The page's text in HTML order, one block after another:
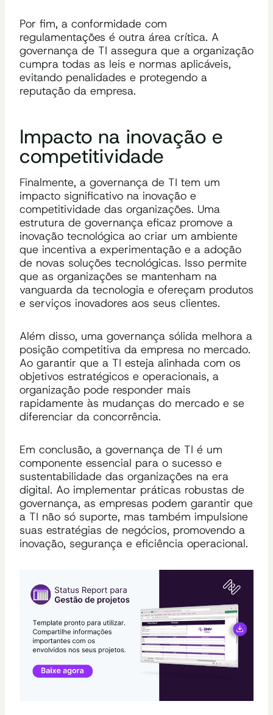
Por fim, a conformidade com
regulamentações é outra área crítica. A
governança de TI assegura que a organização
cumpra todas as leis e normas aplicáveis,
evitando penalidades e protegendo a
reputação da empresa.
Impacto na inovação e
competitividade
Finalmente, a governança de TI tem um
impacto significativo na inovação e
competitividade das organizações. Uma
estrutura de governança eficaz promove a
inovação tecnológica ao criar um ambiente
que incentiva a experimentação e a adoção
de novas soluções tecnológicas. Isso permite
que as organizações se mantenham na
vanguarda da tecnologia e ofereçam produtos
e serviços inovadores aos seus clientes.
Além disso, uma governança sólida melhora a
posição competitiva da empresa no mercado.
Ao garantir que a TI esteja alinhada com os
objetivos estratégicos e operacionais, a
organização pode responder mais
rapidamente às mudanças do mercado e se
diferenciar da concorrência.
Em conclusão, a governança de TI é um
componente essencial para o sucesso e
sustentabilidade das organizações na era
digital. Ao implementar práticas robustas de
governança, as empresas podem garantir que
a TI não só suporte, mas também impulsione
suas estratégias de negócios, promovendo a
inovação, segurança e eficiência operacional.